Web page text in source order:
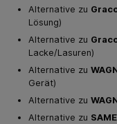
Alternative zu
Lösung)
Alternative zu
Lacke/Lasuren)
Alternative zu
Gerät)
Alternative zu
Alternative zu